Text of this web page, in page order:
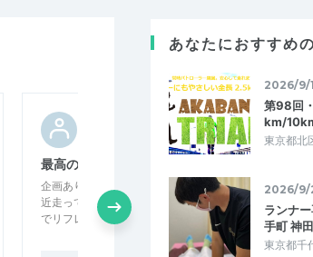
5.00
最高のゆるラン
企画ありがとうございます！ 雨と仕事で最
近走ってなかったので、走りとおしゃべり
でリフレッシュできました。
あなたにおすすめ
2026/9/
第98回
km/
東京都北
2026/9/
ランナ
手町 神
東京都千